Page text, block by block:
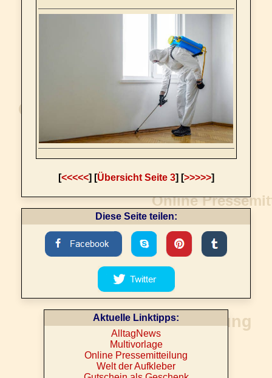
[<<<<<] [Übersicht Seite 3] [>>>>>]
Diese Seite teilen:
Aktuelle Linktipps:
AlltagNews
Multivorlage
Online Pressemitteilung
Welt der Aufkleber